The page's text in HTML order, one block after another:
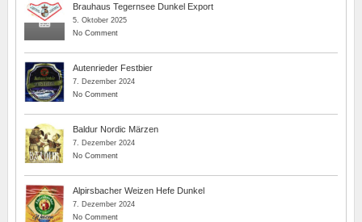
Brauhaus Tegernsee Dunkel Export
5. Oktober 2025
No Comment
Autenrieder Festbier
7. Dezember 2024
No Comment
Baldur Nordic Märzen
7. Dezember 2024
No Comment
Alpirsbacher Weizen Hefe Dunkel
7. Dezember 2024
No Comment